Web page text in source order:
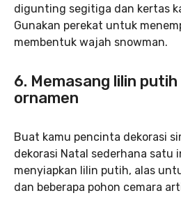
digunting segitiga dan kertas
Gunakan perekat untuk
membentuk wajah snowman.
6. Memasang lilin
ornamen
Buat kamu pencinta dekorasi
dekorasi Natal sederhana satu
menyiapkan lilin putih, alas
dan beberapa pohon cemara